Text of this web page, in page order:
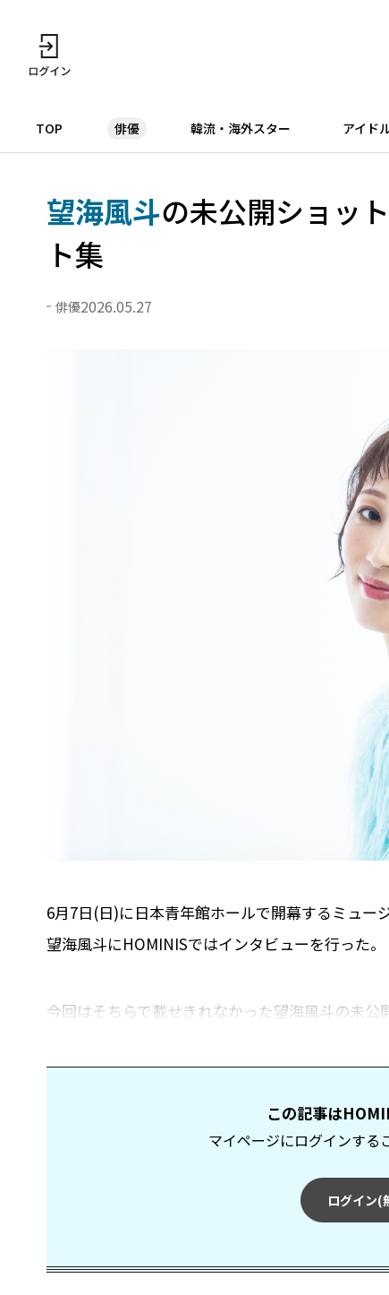
TOP 俳優 韓流・海外スター アイド
望海風斗の未公開ショッ
ト集
俳優2026.05.27
6月7日(日)に日本青年館ホールで開幕するミュ
望海風斗にHOMINISではインタビューを行った。
今回はそちらで載せきれなかった望海風斗の未公
この記事は
マイページにログインする
ログイン(